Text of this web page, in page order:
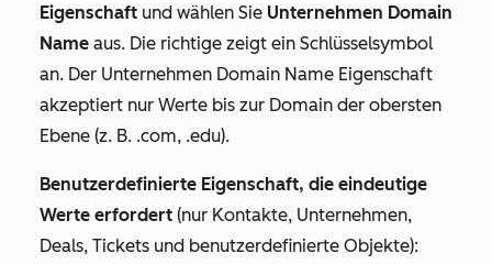
Eigenschaft und wählen Sie Unternehmen Domain
Name aus. Die richtige zeigt ein Schlüsselsymbol
an. Der Unternehmen Domain Name Eigenschaft
akzeptiert nur Werte bis zur Domain der obersten
Ebene (z. B. .com, .edu).
Benutzerdefinierte Eigenschaft, die eindeutige
Werte erfordert (nur Kontakte, Unternehmen,
Deals, Tickets und benutzerdefinierte Objekte):